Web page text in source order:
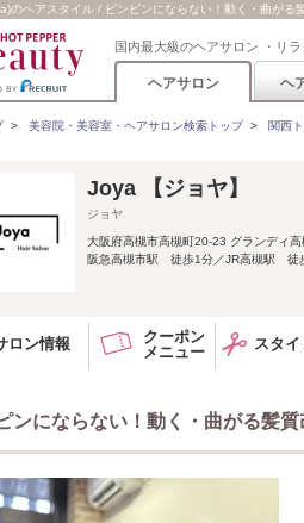
のヘアスタイル / ピンピンにならない！動く・曲がる
国内最大級のヘアサロン ・リ
ヘアサロン ヘ
> 美容院・美容室・ヘアサロン検索トップ> 関西
Joya 【ジョヤ】
ジョヤ
大阪府高槻市高槻町20-23 グランディ高
阪急高槻市駅 徒歩1分／JR高槻駅 徒
ロン情報
クーポン
メニュー
スタイ
ンにならない！動く・曲がる髪